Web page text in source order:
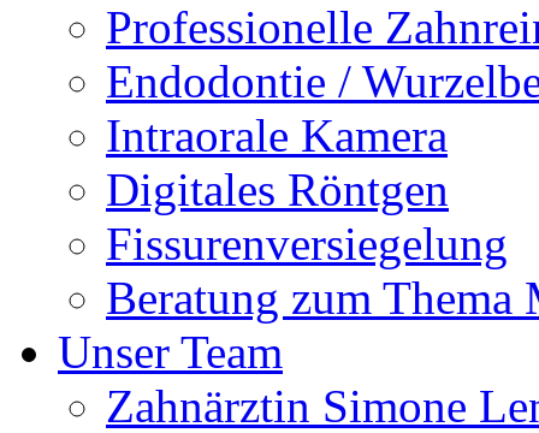
Professionelle
Endodontie /
Intraorale Kamera
Digitales Röntgen
Fissurenversiegelung
Beratung zum Thema
Unser Team
Zahnärztin Simone